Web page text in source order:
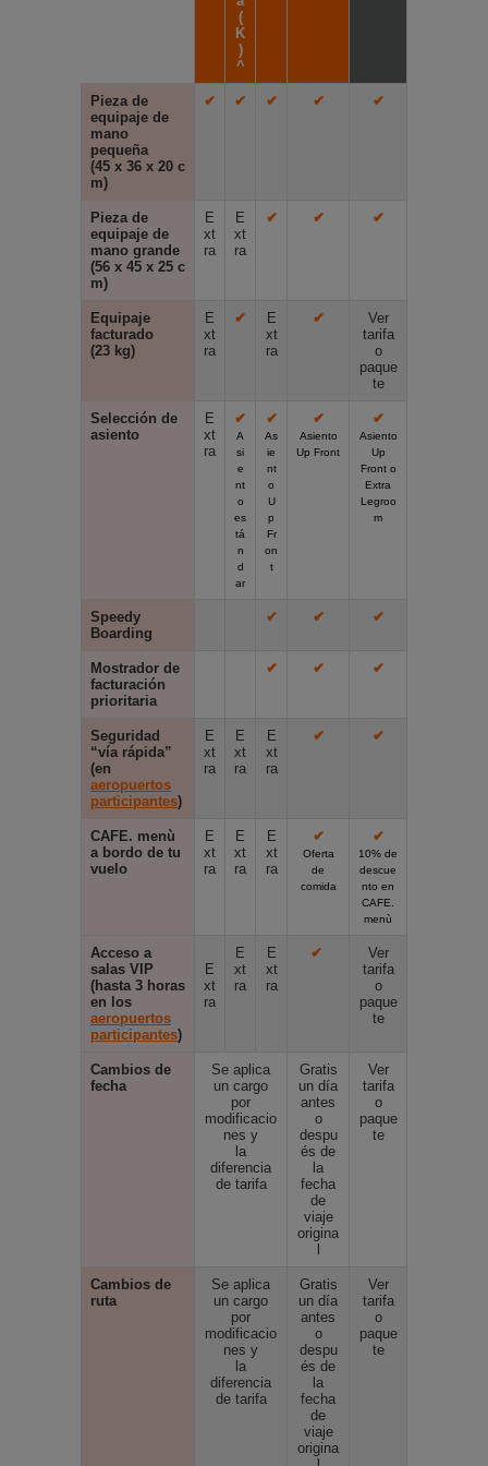
(
K
)
^
Pieza de
equipaje de
mano
pequeña
(45 x 36 x 20 c
m)
✔ ✔ ✔ ✔ ✔
Pieza de
equipaje de
mano grande
(56 x 45 x 25 c
m)
E
xt
ra
E
xt
ra
✔ ✔ ✔
Equipaje
facturado
(23 kg)
E
xt
ra
✔
E
xt
ra
✔
Ver
tarifa
o
paque
te
Selección de
asiento
E
xt
ra
✔
A
si
e
nt
o
es
tá
n
d
ar
✔
As
ie
nt
o
U
p
Fr
on
t
✔
Asiento
Up Front
✔
Asiento
Up
Front o
Extra
Legroo
m
Speedy
Boarding
✔ ✔ ✔
Mostrador de
facturación
prioritaria
✔ ✔ ✔
Seguridad
“vía rápida”
(en
aeropuertos
participantes)
E
xt
ra
E
xt
ra
E
xt
ra
✔ ✔
CAFE. menù
a bordo de tu
vuelo
E
xt
ra
E
xt
ra
E
xt
ra
✔
Oferta
de
comida
✔
10% de
descue
nto en
CAFE.
menù
Acceso a
salas VIP
(hasta 3 horas
en los
aeropuertos
participantes)
E
xt
ra
E
xt
ra
E
xt
ra
✔
Ver
tarifa
o
paque
te
Cambios de
fecha
Se aplica
un cargo
por
modificacio
nes y
la
diferencia
de tarifa
Gratis
un día
antes
o
despu
és de
la
fecha
de
viaje
origina
l
Ver
tarifa
o
paque
te
Cambios de
ruta
Se aplica
un cargo
por
modificacio
nes y
la
diferencia
de tarifa
Gratis
un día
antes
o
despu
és de
la
fecha
de
viaje
origina
Ver
tarifa
o
paque
te